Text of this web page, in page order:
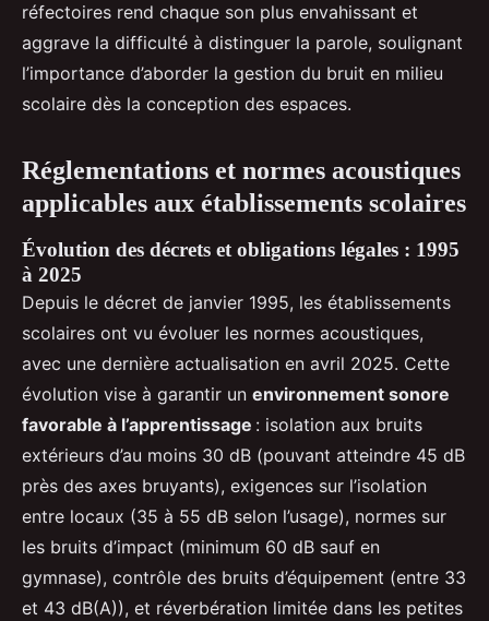
réfectoires rend chaque son plus envahissant et
aggrave la difficulté à distinguer la parole, soulignant
l’importance d’aborder la gestion du bruit en milieu
scolaire dès la conception des espaces.
Réglementations et normes acoustiques
applicables aux établissements scolaires
Évolution des décrets et obligations légales : 1995
à 2025
Depuis le décret de janvier 1995, les établissements
scolaires ont vu évoluer les normes acoustiques,
avec une dernière actualisation en avril 2025. Cette
évolution vise à garantir un environnement sonore
favorable à l’apprentissage : isolation aux bruits
extérieurs d’au moins 30 dB (pouvant atteindre 45 dB
près des axes bruyants), exigences sur l’isolation
entre locaux (35 à 55 dB selon l’usage), normes sur
les bruits d’impact (minimum 60 dB sauf en
gymnase), contrôle des bruits d’équipement (entre 33
et 43 dB(A)), et réverbération limitée dans les petites